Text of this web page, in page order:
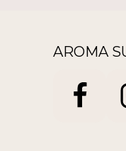
AROMA